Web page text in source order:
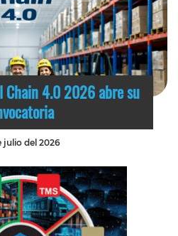
Chain 4.0 2026 abre su
julio del 2026